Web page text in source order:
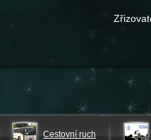
Cestovní ruch